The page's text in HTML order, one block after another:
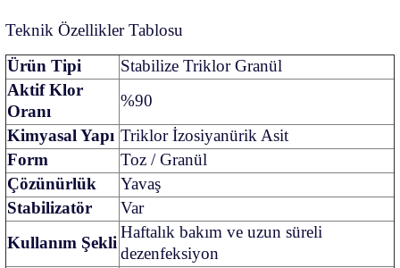
Teknik Özellikler Tablosu
Ürün Tipi
Stabilize Triklor Granül
Aktif Klor
Oranı
%90
Kimyasal Yapı Triklor İzosiyanürik Asit
Form
Toz / Granül
Çözünürlük
Yavaş
Stabilizatör
Var
Kullanım Şekli
Haftalık bakım ve uzun süreli
dezenfeksiyon